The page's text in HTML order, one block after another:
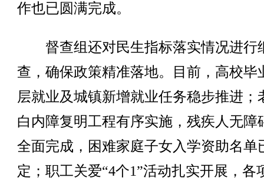
作也已圆满完成。
督查组还对民生指标落实情况进行
查，确保政策精准落地。目前，高校毕
层就业及城镇新增就业任务稳步推进；
白内障复明工程有序实施，残疾人无障
全面完成，困难家庭子女入学资助名单
定；职工关爱“4个1”活动扎实开展，各